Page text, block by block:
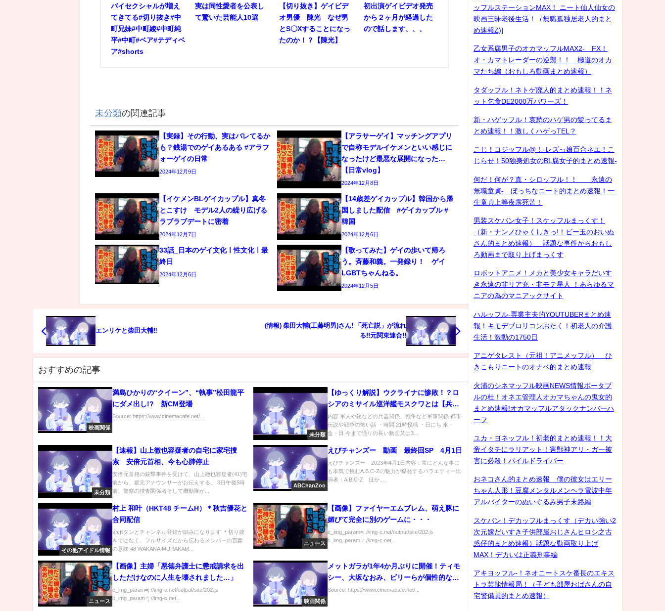
バイセクシャルが増え
てきてる#切り抜き#中
町兄妹#中町綾#中町純
平#中町#ベア#テディベ
ア#shorts
実は同性愛者を公表し
て驚いた芸能人10選
【切り抜き】ゲイビデ
オ男優 陳光 なぜ男
とS〇Xすることになっ
たのか！？【陳光】
初出演ゲイビデオ発売
から２ヶ月が経過した
ので話します、、、
未分類の関連記事
【実録】その行動、実はバレてるか
も？銭湯でのゲイあるある #アラフ
ォーゲイの日常
2024年12月9日
【アラサーゲイ】マッチングアプリ
で自称モデルイケメンといい感じに
なったけど最悪な展開になった…
【日常vlog】
2024年12月8日
【イケメンBLゲイカップル】真冬
とこすけ モデル2人の繰り広げる
ラブラブデートに密着
2024年12月7日
【14歳差ゲイカップル】韓国から帰
国しました配信 #ゲイカップル #
韓国
2024年12月6日
33話_日本のゲイ文化ㅣ性文化ㅣ最
終日
2024年12月6日
【歌ってみた】ゲイの歩いて帰ろ
う。斉藤和義。一発録り！ ゲイ
LGBTちゃんねる。
2024年12月5日
エンリケと柴田大輔‼️
(情報) 柴田大輔(工藤明男)さん! 「死亡説」が流れ
る!!元関東連合!!
おすすめの記事
映画関係
満島ひかりの“クイーン”、“執事”松田龍平
にダメ出し!? 新CM登場
Source: https://www.cinemacafe.net/...
未分類
【ゆっくり解説】ウクライナに惨敗！？ロ
シアのミサイル巡洋艦モスクワとは【兵
器】【軍事】
内容 軍人や銃などの兵器関係、戦争など軍事関係 都市
伝説や戦争の怖い話 ・時間 21時投稿 ・日にち 水・
金・日 今まで通りの長い動画又は3...
未分類
【速報】山上徹也容疑者の自宅に家宅捜
索 安倍元首相、今も心肺停止
安倍元首相の銃撃事件を受けて、山上徹也容疑者(41)宅
前から、坂元アナウンサーがお伝えする。 8日午後5時
前、警察の捜査関係者そして機動隊が...
ABChanZoo
えびチャンズー 動画 最終回SP 4月1日
えびチャンズー 2023年4月1日内容：常にどんな事に
も本気で挑むA.B.C-Zの魅力が爆発するバラエティー出
演者：A.B.C-Z ほか.....
その他アイドル情報
村上 和叶（HKT48 チームH）＊秋吉優花と
合同配信
👍ボタンとチャンネル登録が励みになります ＊切り抜
きではなく、フルサイズだから伝わるメンバーの言葉
の意味 48 WAKANA MURAKAM...
ニュース
【画像】ファイヤーエムブレム、萌え豚に
媚びて完全に別のゲームに・・・
c_img_param=; //img-c.net/output/site/202.js
c_img_param=; //img-c.net...
ニュース
【画像】主婦「悪徳弁護士に懲戒請求を出
しただけなのに人生を壊されました…」
c_img_param=; //img-c.net/output/site/202.js
c_img_param=; //img-c.net...
映画関係
メットガラが1年4か月ぶりに開催！ティモ
シー、大坂なおみ、ビリーらが個性的な衣
装を披露
Source: https://www.cinemacafe.net/...
ッフルステーションMAX！ ニート仙人仙女の
映画三昧老後生活！（無職孤独居老人的まと
め速報Z)]
乙女系腐男子のオカマッフルMAX2- FX！
オ・カマトレーダーの逆襲！！ 極道のオカ
マたち編（おもしろ動画まとめ速報）
タダッフル！ネトゲ廃人的まとめ速報！！ネ
ット乞食DE2000万パワーズ！
新・ハゲッフル！哀愁のハゲ男の髪ってるま
とめ速報！！激しくハゲっTEL？
こじ！コジッフル@！-レズっ娘百合ネエ！こ
じらせ！50独身処女のBL腐女子的まとめ速報-
何だ！何が？真・シロッフル！！ 永遠の
無職童貞- ぼっちなニート的まとめ速報！一
生童貞上等夜露死苦！
男装スケバン女子！スケッフルまっくす！
（新・ナンノひゃくしきっ!！ビー玉のおいぬ
さん的まとめ速報） 話題な事件からおもし
ろ動画まで取り上げまっくす
ロボットアニメ！メカと美少女キャラだいす
き永遠の非リア充・非モテ星人 ！あらゆるマ
ニアの為のマニアックサイト
ハルッフル-専業主夫的YOUTUBERまとめ速
報！キモデブロリコンおたく！初老人の介護
生活！激動の1750日
アニゲタレスト（元祖！アニメッフル） ひ
きこもりニートのオナベ的まとめ速報
火浦のシネマッフル映画NEWS情報ポータブ
ルの杜！オネエ管理人オカマちゃんの鬼女的
まとめ速報!オカマッフルアタックナンバーハ
ーフ
ユカ・ヨネッフル！初老的まとめ速報！！大
帝イタチにラリアット！害獣神アリ・ガー被
害に必殺！パイルドライバー
おネコさん的まとめ速報 僕の彼女はエリー
ちゃん人形！豆腐メンタルメンヘラ電波中年
アルバイターのぬいぐるみ男子末路編
スケバン！デカッフルまっくす（デカい強い2
次元嫁だいすき子供部屋おじさんヒロシ之古
惑仔的まとめ速報）話題な動画取り上げ
MAX！デカいは正義刑事編
アキヨッフル-！ネオニートスケ番長のエキス
トラ芸能情報局！（子ども部屋おばさんの自
宅警備員的まとめ速報）